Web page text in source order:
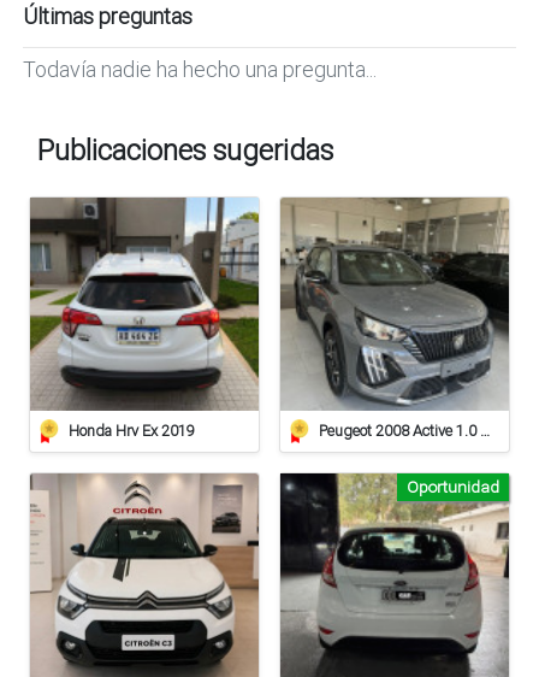
Últimas preguntas
Todavía nadie ha hecho una pregunta...
Publicaciones sugeridas
Honda Hrv Ex 2019 Peugeot 2008 Active 1.0 At
Oportunidad